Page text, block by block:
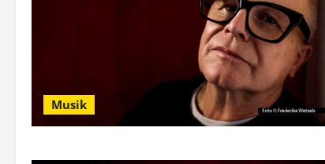
Musik